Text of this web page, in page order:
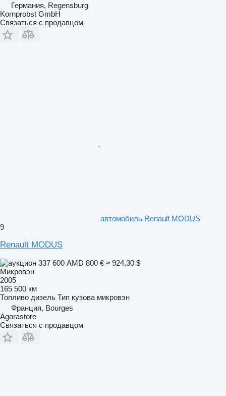
Германия, Regensburg
Kornprobst GmbH
Связаться с продавцом
автомобиль Renault MODUS
9
Renault MODUS
337 600 AMD 800 € ≈ 924,30 $
Микровэн
2005
165 500 км
Топливо дизель Тип кузова микровэн
Франция, Bourges
Agorastore
Связаться с продавцом